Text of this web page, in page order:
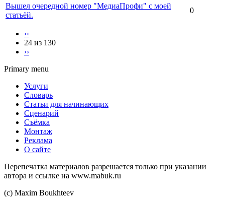
Вышел очередной номер "МедиаПрофи" с моей
статьёй.
0
‹‹
24 из 130
››
Primary menu
Услуги
Словарь
Статьи для начинающих
Сценарий
Съёмка
Монтаж
Реклама
О сайте
Перепечатка материалов разрешается только при указании
автора и ссылке на www.mabuk.ru
(c) Maхim Boukhteev